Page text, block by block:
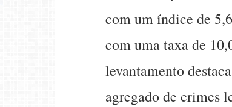
com um índice de
com uma taxa de
levantamento
agregado de